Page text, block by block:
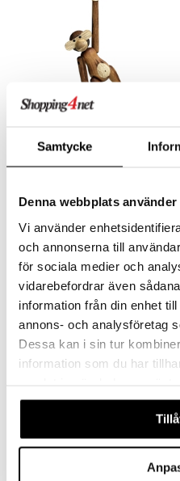
Samtycke
Denna webbplats
Vi använder
och annonserna till
för sociala medier och
vidarebefordrar även
information från din enhet
annons- och analysföretag
Dessa kan i sin tur
information som du har
våra cookies vid fortsatt
Apina
KAY BOJESEN
alk.65 €
KAY BOJESEN